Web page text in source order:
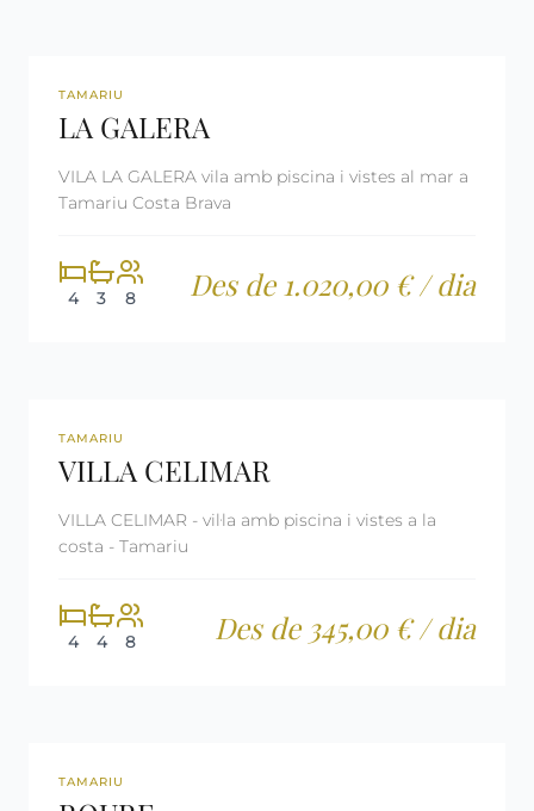
REF: CM96
TAMARIU
LA GALERA
VILA LA GALERA vila amb piscina i vistes al mar a
Tamariu Costa Brava
4 3 8 Des de 1.020,00 € / dia
REF: CM1997
TAMARIU
VILLA CELIMAR
VILLA CELIMAR - vil·la amb piscina i vistes a la
costa - Tamariu
4 4 8 Des de 345,00 € / dia
REF: CM655
TAMARIU